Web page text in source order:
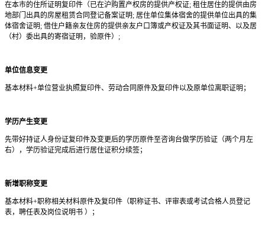
在本市的住所证明复印件（已在沪购置产权房的提供产权证; 租住居住的提供由房
地部门出具的房屋租赁合同登记备案证明; 居住单位集体宿舍的提供单位出具的集
体宿舍证明; 借住户籍亲友住房的提供亲友户口簿或产权证及其书面证明、以及居
（村）委出具的寄宿证明，验原件）;
单位信息变更
基本材料+单位营业执照复印件、劳动合同原件及复印件以及原单位离职证明；
学历产生变更
先带好持证人身份证复印件及变更后的学历原件至咨询台做学历验证（两个月左
右），学历验证完成后进行居住证积分续签；
新增职称变更
基本材料+职称相关材料原件及复印件（职称证书、评审表或考试合格人员登记
表，聘任表及岗位说明书 ）；